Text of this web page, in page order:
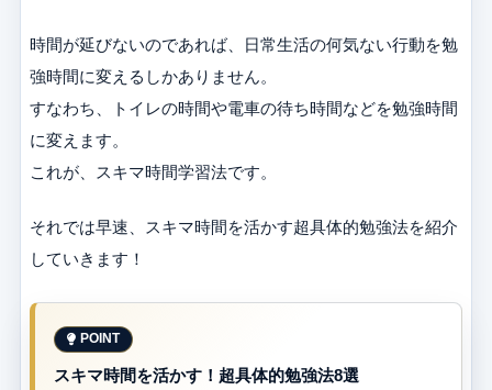
時間が延びないのであれば、日常生活の何気ない行動を勉
強時間に変えるしかありません。
すなわち、トイレの時間や電車の待ち時間などを勉強時間
に変えます。
これが、スキマ時間学習法です。
それでは早速、スキマ時間を活かす超具体的勉強法を紹介
していきます！
スキマ時間を活かす！超具体的勉強法8選